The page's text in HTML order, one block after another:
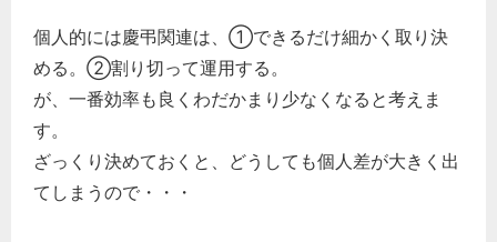
個人的には慶弔関連は、①できるだけ細かく取り決
める。②割り切って運用する。
が、一番効率も良くわだかまり少なくなると考えま
す。
ざっくり決めておくと、どうしても個人差が大きく出
てしまうので・・・